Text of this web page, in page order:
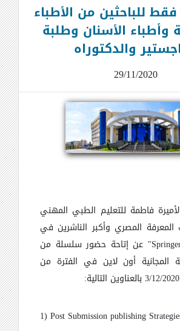
للباحثين من الأطباء
وأطباء الأسنان وطلبة
والدكتوراه
29/11/2020
فاطمة للتعليم الطبي المهني
المعرفة المصري وأكبر الناشرين في
" عن إتاحة حضور سلسلة من
المجانية أون لاين في الفترة من
1) Post Submission publishing